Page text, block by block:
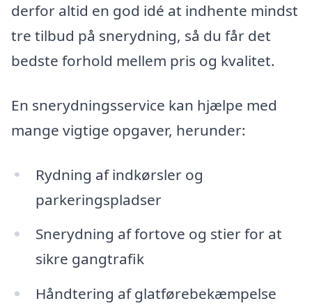
derfor altid en god idé at indhente mindst
tre tilbud på snerydning, så du får det
bedste forhold mellem pris og kvalitet.
En snerydningsservice kan hjælpe med
mange vigtige opgaver, herunder:
Rydning af indkørsler og
parkeringspladser
Snerydning af fortove og stier for at
sikre gangtrafik
Håndtering af glatførebekæmpelse